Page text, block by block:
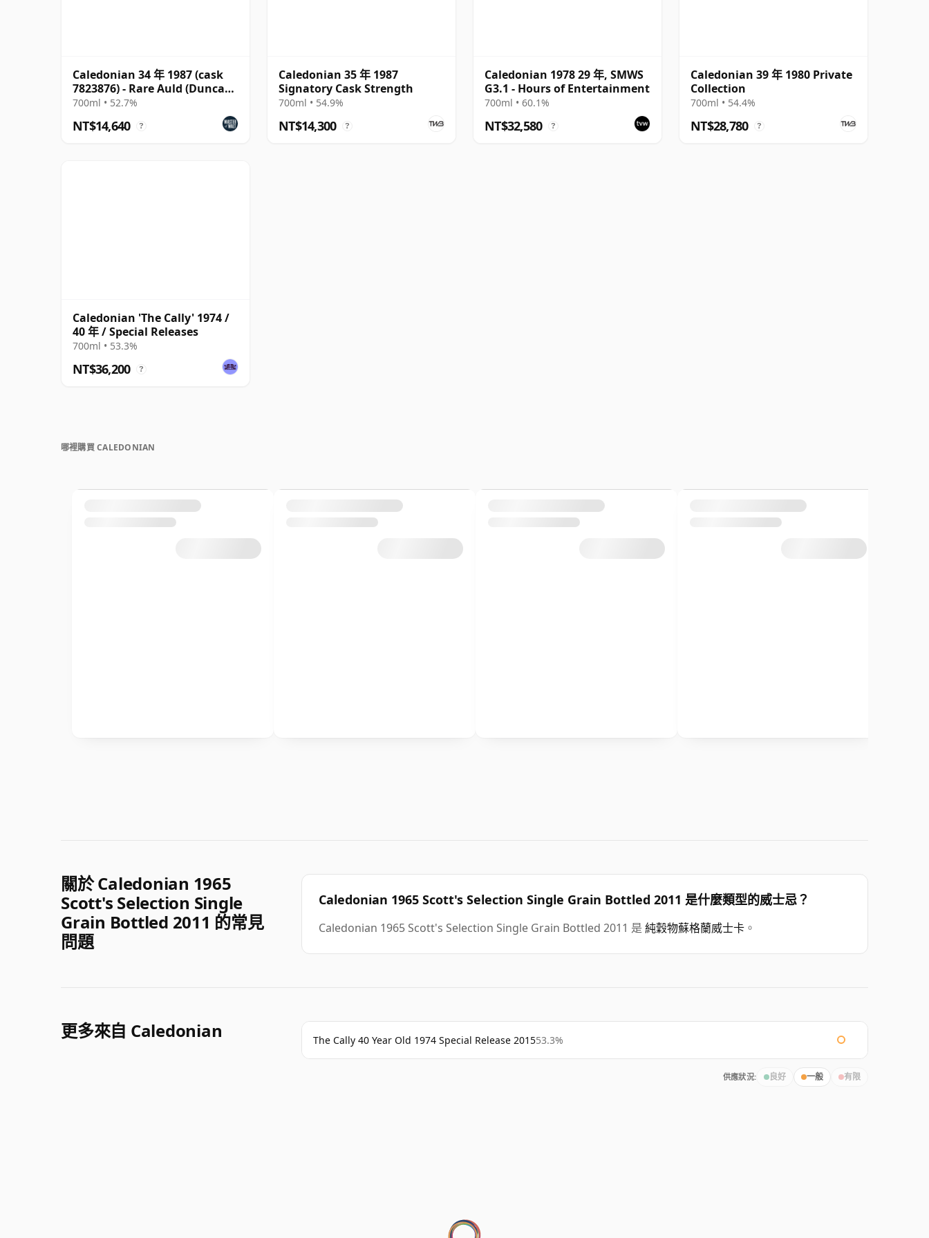
Caledonian 34 年 1987 (cask
7823876) - Rare Auld (Duncan
Taylor)
700ml • 52.7%
NT$14,640 ?
Caledonian 35 年 1987
Signatory Cask Strength
700ml • 54.9%
NT$14,300 ?
Caledonian 1978 29 年, SMWS
G3.1 - Hours of Entertainment
700ml • 60.1%
NT$32,580 ?
Caledonian 39 年 1980 Private
Collection
700ml • 54.4%
NT$28,780 ?
Caledonian 'The Cally' 1974 /
40 年 / Special Releases
700ml • 53.3%
NT$36,200 ?
哪裡購買 CALEDONIAN
關於 Caledonian 1965
Scott's Selection Single
Grain Bottled 2011 的常見
問題
Caledonian 1965 Scott's Selection Single Grain Bottled 2011 是什麼類型的威士忌？
Caledonian 1965 Scott's Selection Single Grain Bottled 2011 是 純穀物蘇格蘭威士卡 。
更多來自 Caledonian The Cally 40 Year Old 1974 Special Release 201553.3%
供應狀況: 良好 一般 有限